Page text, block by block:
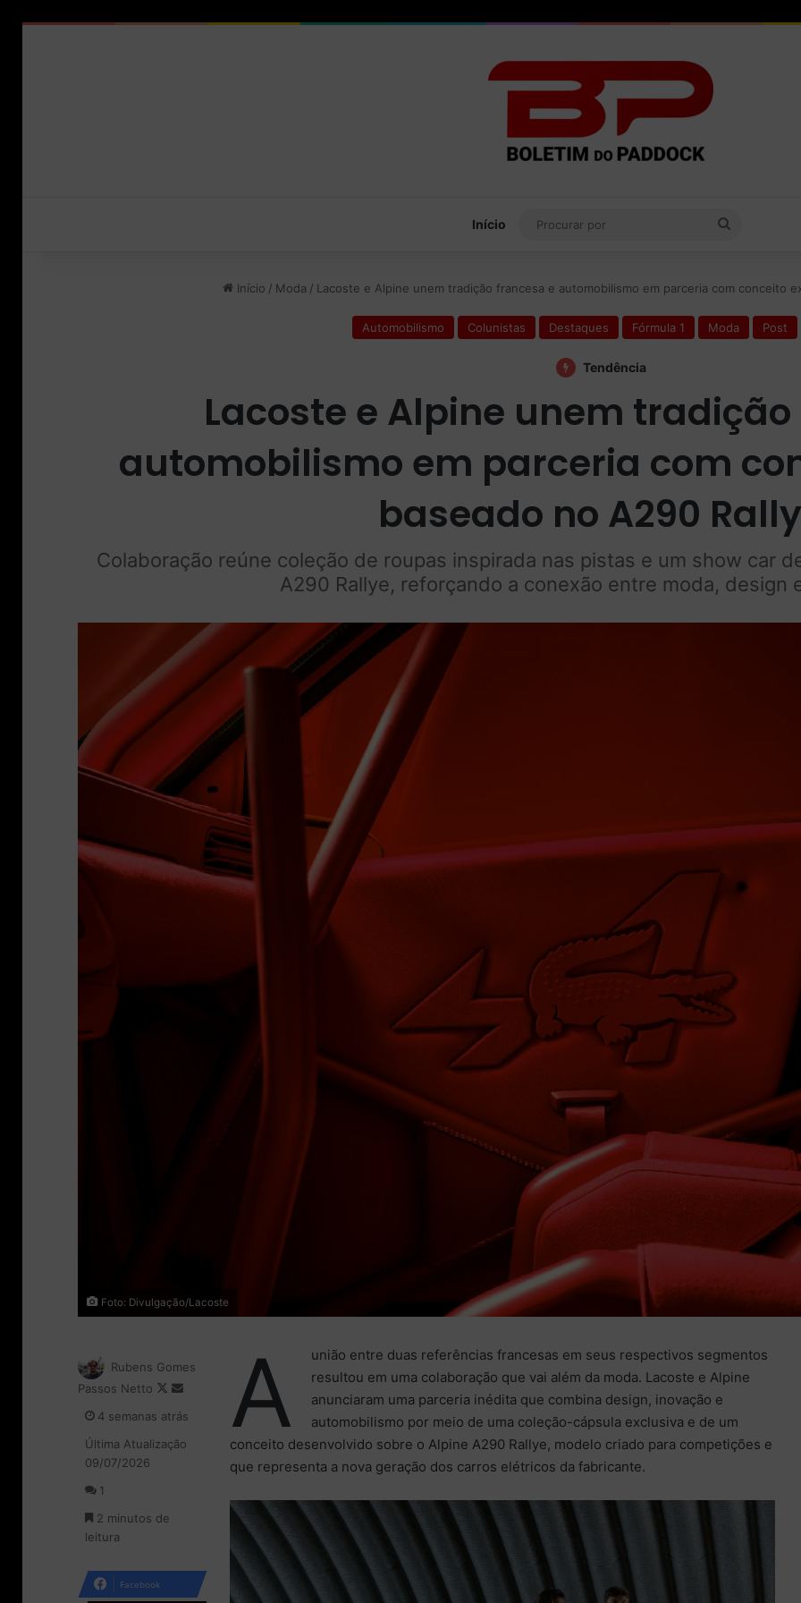
Início
Início / Moda / Lacoste e Alpine unem tradição francesa e automobilismo em parceria com conceito
Automobilismo Colunistas Destaques Fórmula 1 Moda Post
Tendência
Lacoste e Alpine unem
automobilismo em parceria com
baseado no A290
Colaboração reúne coleção de roupas inspirada nas pistas e um show car
A290 Rallye, reforçando a conexão entre moda, design
Foto: Divulgação/Lacoste
A
união entre duas referências francesas em seus respectivos segmentos
resultou em uma colaboração que vai além da moda. Lacoste e Alpine
anunciaram uma parceria inédita que combina design, inovação e
automobilismo por meio de uma coleção-cápsula exclusiva e de um
conceito desenvolvido sobre o Alpine A290 Rallye, modelo criado para competições e
que representa a nova geração dos carros elétricos da fabricante.
Rubens Gomes
Passos Netto
F
l
d
i
4 semanas atrás
Última Atualização
09/07/2026
1
2 minutos de
leitura
Facebook